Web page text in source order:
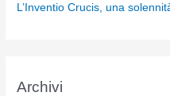
L’Inventio Crucis, una
Archivi